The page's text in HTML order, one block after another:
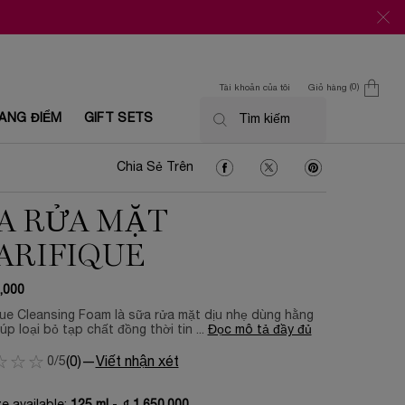
Tài khoản của tôi Giỏ hàng 0
0 Sản phẩm trong giỏ
ĐIỂM GIFT SETS Tìm kiếm
Chia Sẻ Trên Chia Sẻ Trên Facebook
Chia Sẻ Trên Twitter
Chia Sẻ Trên
RỬA MẶT
Cleansing Foam là sữa rửa mặt dịu nhẹ dùng hằng
loại bỏ tạp chất đồng thời tin ... Đọc mô tả đầy đủ
0/5(0) — Viết nhận xét